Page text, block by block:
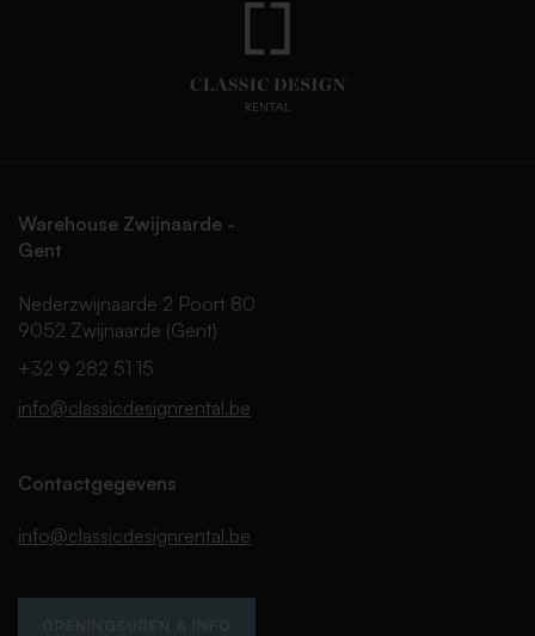
Warehouse Zwijnaarde -
Gent
Nederzwijnaarde 2 Poort 80
9052 Zwijnaarde (Gent)
+32 9 282 51 15
info@classicdesignrental.be
Contactgegevens
info@classicdesignrental.be
OPENINGSUREN & INFO